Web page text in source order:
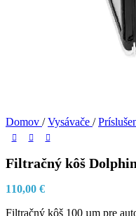
Domov / Vysávače /
Filtračný kôš
110,00 €
Filtračný kôš 100 µm pre